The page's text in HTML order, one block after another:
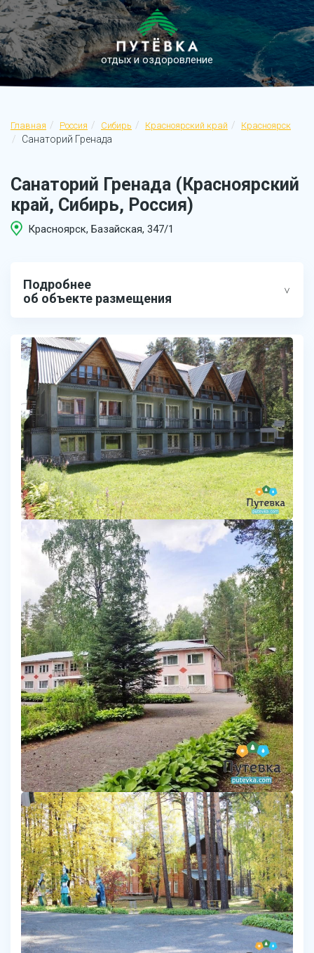
отдых и оздоровление
Главная Россия Сибирь Красноярский край Красноярск
Санаторий Гренада
Санаторий Гренада (Красноярский
край, Сибирь, Россия)
Красноярск, Базайская, 347/1
Подробнее
об объекте размещения